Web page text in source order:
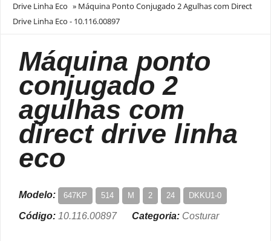
Costurar
Drive Linha Eco » Máquina Ponto Conjugado 2 Agulhas com Direct
Drive Linha Eco - 10.116.00897
máquina ponto
conjugado 2
agulhas com
direct drive linha
eco
Modelo: 647KP 514 M 2 24 DKKU1-0
Código: 10.116.00897 Categoria: Costurar